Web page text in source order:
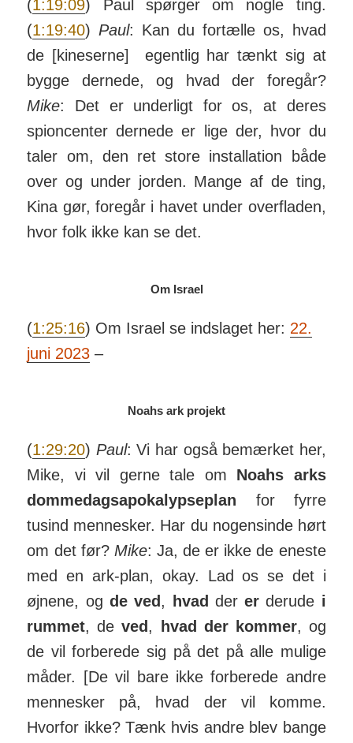
(1:19:09) Paul spørger om nogle ting.
(1:19:40) Paul: Kan du for­tælle os, hvad
de [kine­serne] egentlig har tænkt sig at
bygge dernede, og hvad der foregår?
Mike: Det er underligt for os, at deres
spion­center dernede er lige der, hvor du
taler om, den ret store in­stal­lation både
over og under jorden. Mange af de ting,
Kina gør, foregår i havet under over­fladen,
hvor folk ikke kan se det.
Om Israel
(1:25:16) Om Israel se ind­slaget her: 22.
juni 2023 –
Noahs ark projekt
(1:29:20) Paul: Vi har også bemærket her,
Mike, vi vil gerne tale om Noahs arks
dom­me­dags­apo­ka­lyp­se­plan for fyrre
tusind men­nesker. Har du nogen­sinde hørt
om det før? Mike: Ja, de er ikke de eneste
med en ark-plan, okay. Lad os se det i
øjnene, og de ved , hvad derer derude i
rummet, deved , hvad der kommer, og
de vil for­be­rede sig på det på alle mulige
måder. [De vil bare ikke for­be­rede andre
men­nesker på, hvad der vil komme.
Hvorfor ikke? Tænk hvis andre blev bange